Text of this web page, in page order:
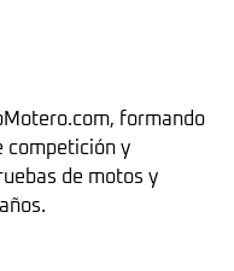
formando
competición y
de motos y